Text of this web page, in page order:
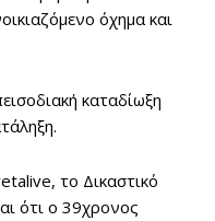
όχημα και
καταδίωξη
το Δικαστικό
ότι ο 39χρονος